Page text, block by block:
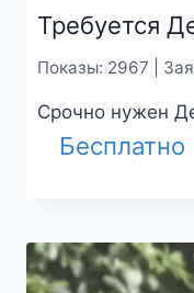
Требуется
Показы: 2967 |
Срочно нужен
Бесплатно